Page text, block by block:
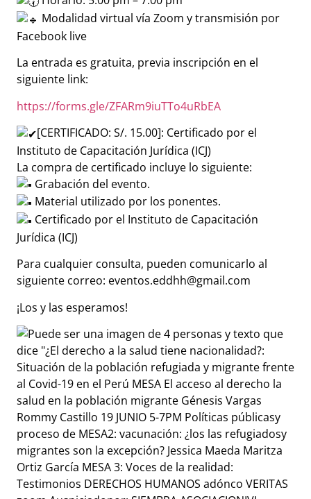
Modalidad virtual vía Zoom y transmisión por
Facebook live
La entrada es gratuita, previa inscripción en el
siguiente link:
https://forms.gle/ZFARm9iuTTo4uRbEA
[CERTIFICADO: S/. 15.00]: Certificado por el
Instituto de Capacitación Jurídica (ICJ)
La compra de certificado incluye lo siguiente:
Grabación del evento.
️ Material utilizado por los ponentes.
Certificado por el Instituto de Capacitación
Jurídica (ICJ)
Para cualquier consulta, pueden comunicarlo al
siguiente correo: eventos.eddhh@gmail.com
¡Los y las esperamos!